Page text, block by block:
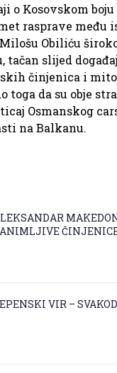
o Kosovskom
rasprave među
Obiliću
slijed
činjenica i
toga da su obje
Osmanskog
na Balkanu.
VIR –